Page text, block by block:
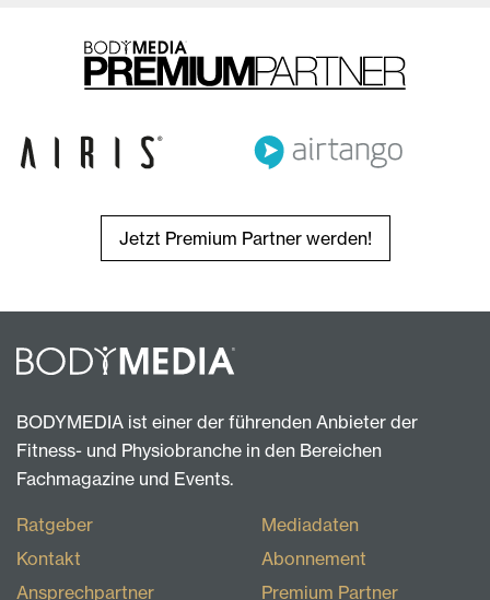
Jetzt Premium Partner werden!
BODYMEDIA ist einer der führenden Anbieter der
Fitness- und Physiobranche in den Bereichen
Fachmagazine und Events.
Ratgeber
Kontakt
Ansprechpartner
Mediadaten
Abonnement
Premium Partner